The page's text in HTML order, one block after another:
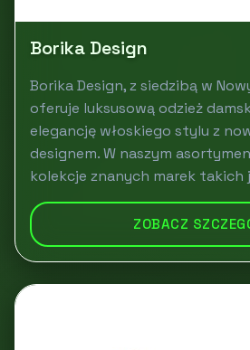
Borika Design
Borika Design, z siedzibą w
oferuje luksusową odzież
elegancję włoskiego stylu z
designem. W naszym
kolekcje znanych marek takich
ZOBACZ